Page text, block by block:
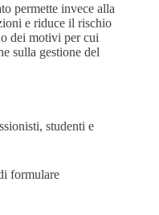
permette invece alla
e riduce il rischio
dei motivi per cui
sulla gestione del
studenti e
formulare